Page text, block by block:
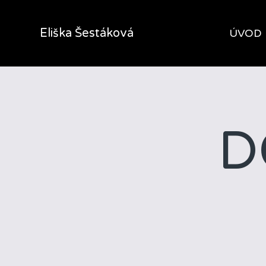
Eliška Šestáková ÚVOD